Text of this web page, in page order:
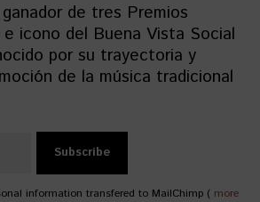
de tres Premios
icono del Buena Vista Social
por su trayectoria y
de la música tradicional
information transfered to MailChimp ( more